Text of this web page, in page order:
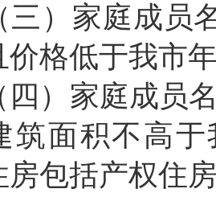
三）家庭成
价格低于我市
四）家庭成员
筑面积不高
房包括产权住